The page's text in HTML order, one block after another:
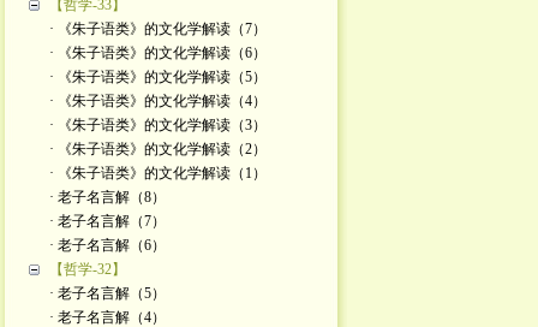
【哲学-33】
· 《朱子语类》的文化学解读（7）
· 《朱子语类》的文化学解读（6）
· 《朱子语类》的文化学解读（5）
· 《朱子语类》的文化学解读（4）
· 《朱子语类》的文化学解读（3）
· 《朱子语类》的文化学解读（2）
· 《朱子语类》的文化学解读（1）
· 老子名言解（8）
· 老子名言解（7）
· 老子名言解（6）
【哲学-32】
· 老子名言解（5）
· 老子名言解（4）